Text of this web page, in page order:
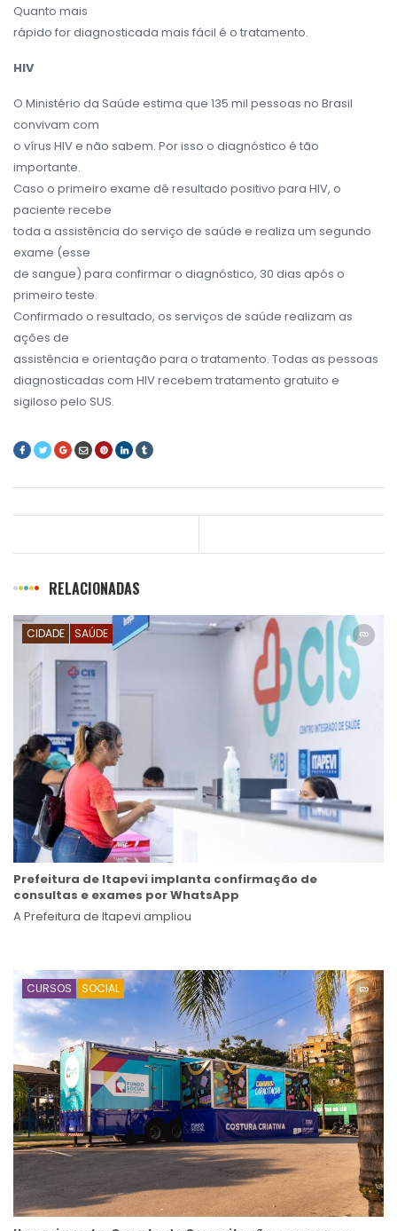
Quanto mais
rápido for diagnosticada mais fácil é o tratamento.
HIV
O Ministério da Saúde estima que 135 mil pessoas no Brasil
convivam com
o vírus HIV e não sabem. Por isso o diagnóstico é tão
importante.
Caso o primeiro exame dê resultado positivo para HIV, o
paciente recebe
toda a assistência do serviço de saúde e realiza um segundo
exame (esse
de sangue) para confirmar o diagnóstico, 30 dias após o
primeiro teste.
Confirmado o resultado, os serviços de saúde realizam as
ações de
assistência e orientação para o tratamento. Todas as pessoas
diagnosticadas com HIV recebem tratamento gratuito e
sigiloso pelo SUS.
RELACIONADAS
CIDADE SAÚDE
Prefeitura de Itapevi implanta confirmação de
consultas e exames por WhatsApp
A Prefeitura de Itapevi ampliou
CURSOS SOCIAL